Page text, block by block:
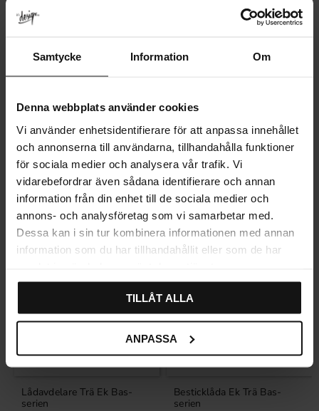
Samtycke Information Om
Denna webbplats använder cookies
Vi använder enhetsidentifierare för att anpassa innehållet
och annonserna till användarna, tillhandahålla funktioner
för sociala medier och analysera vår trafik. Vi
vidarebefordrar även sådana identifierare och annan
information från din enhet till de sociala medier och
annons- och analysföretag som vi samarbetar med.
Dessa kan i sin tur kombinera informationen med annan
information som du har tillhandahållit eller som de har
TILLÅT ALLA
ANPASSA
MER INFO
Relaterade produkter
Lådavdelare Trä Ek Bas-
serien
Besticklåda Ek Trä Bas-
serien